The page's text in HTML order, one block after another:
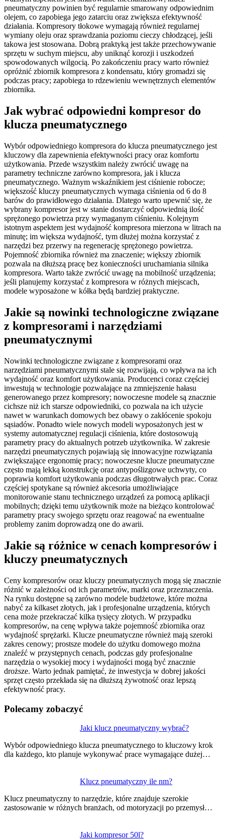
pneumatyczny powinien być regularnie smarowany odpowiednim
olejem, co zapobiega jego zatarciu oraz zwiększa efektywność
działania. Kompresory tłokowe wymagają również regularnej
wymiany oleju oraz sprawdzania poziomu cieczy chłodzącej, jeśli
takowa jest stosowana. Dobrą praktyką jest także przechowywanie
sprzętu w suchym miejscu, aby uniknąć korozji i uszkodzeń
spowodowanych wilgocią. Po zakończeniu pracy warto również
opróżnić zbiornik kompresora z kondensatu, który gromadzi się
podczas pracy; zapobiega to rdzewieniu wewnętrznych elementów
zbiornika.
Jak wybrać odpowiedni kompresor do
klucza pneumatycznego
Wybór odpowiedniego kompresora do klucza pneumatycznego jest
kluczowy dla zapewnienia efektywności pracy oraz komfortu
użytkowania. Przede wszystkim należy zwrócić uwagę na
parametry techniczne zarówno kompresora, jak i klucza
pneumatycznego. Ważnym wskaźnikiem jest ciśnienie robocze;
większość kluczy pneumatycznych wymaga ciśnienia od 6 do 8
barów do prawidłowego działania. Dlatego warto upewnić się, że
wybrany kompresor jest w stanie dostarczyć odpowiednią ilość
sprężonego powietrza przy wymaganym ciśnieniu. Kolejnym
istotnym aspektem jest wydajność kompresora mierzona w litrach na
minutę; im większa wydajność, tym dłużej można korzystać z
narzędzi bez przerwy na regenerację sprężonego powietrza.
Pojemność zbiornika również ma znaczenie; większy zbiornik
pozwala na dłuższą pracę bez konieczności uruchamiania silnika
kompresora. Warto także zwrócić uwagę na mobilność urządzenia;
jeśli planujemy korzystać z kompresora w różnych miejscach,
modele wyposażone w kółka będą bardziej praktyczne.
Jakie są nowinki technologiczne związane
z kompresorami i narzędziami
pneumatycznymi
Nowinki technologiczne związane z kompresorami oraz
narzędziami pneumatycznymi stale się rozwijają, co wpływa na ich
wydajność oraz komfort użytkowania. Producenci coraz częściej
inwestują w technologie pozwalające na zmniejszenie hałasu
generowanego przez kompresory; nowoczesne modele są znacznie
cichsze niż ich starsze odpowiedniki, co pozwala na ich użycie
nawet w warunkach domowych bez obawy o zakłócenie spokoju
sąsiadów. Ponadto wiele nowych modeli wyposażonych jest w
systemy automatycznej regulacji ciśnienia, które dostosowują
parametry pracy do aktualnych potrzeb użytkownika. W zakresie
narzędzi pneumatycznych pojawiają się innowacyjne rozwiązania
zwiększające ergonomię pracy; nowoczesne klucze pneumatyczne
często mają lekką konstrukcję oraz antypoślizgowe uchwyty, co
poprawia komfort użytkowania podczas długotrwałych prac. Coraz
częściej spotykane są również akcesoria umożliwiające
monitorowanie stanu technicznego urządzeń za pomocą aplikacji
mobilnych; dzięki temu użytkownik może na bieżąco kontrolować
parametry pracy swojego sprzętu oraz reagować na ewentualne
problemy zanim doprowadzą one do awarii.
Jakie są różnice w cenach kompresorów i
kluczy pneumatycznych
Ceny kompresorów oraz kluczy pneumatycznych mogą się znacznie
różnić w zależności od ich parametrów, marki oraz przeznaczenia.
Na rynku dostępne są zarówno modele budżetowe, które można
nabyć za kilkaset złotych, jak i profesjonalne urządzenia, których
cena może przekraczać kilka tysięcy złotych. W przypadku
kompresorów, na cenę wpływa także pojemność zbiornika oraz
wydajność sprężarki. Klucze pneumatyczne również mają szeroki
zakres cenowy; prostsze modele do użytku domowego można
znaleźć w przystępnych cenach, podczas gdy profesjonalne
narzędzia o wysokiej mocy i wydajności mogą być znacznie
droższe. Warto jednak pamiętać, że inwestycja w dobrej jakości
sprzęt często przekłada się na dłuższą żywotność oraz lepszą
efektywność pracy.
Polecamy zobaczyć
Jaki klucz pneumatyczny wybrać?
Wybór odpowiedniego klucza pneumatycznego to kluczowy krok
dla każdego, kto planuje wykonywać prace wymagające dużej…
Klucz pneumatyczny ile nm?
Klucz pneumatyczny to narzędzie, które znajduje szerokie
zastosowanie w różnych branżach, od motoryzacji po przemysł…
Jaki kompresor 50l?
wpisu